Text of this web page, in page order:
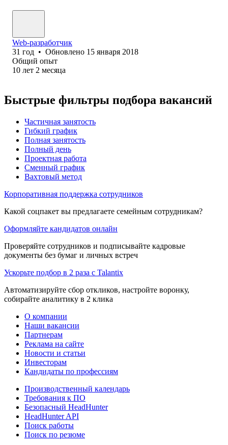
Web-разработчик
31 год • Обновлено 15 января 2018
Общий опыт
10 лет 2 месяца
Быстрые фильтры подбора вакансий
Частичная занятость
Гибкий график
Полная занятость
Полный день
Проектная работа
Сменный график
Вахтовый метод
Корпоративная поддержка сотрудников
Какой соцпакет вы предлагаете семейным сотрудникам?
Оформляйте кандидатов онлайн
Проверяйте сотрудников и подписывайте кадровые
документы без бумаг и личных встреч
Ускорьте подбор в 2 раза с Talantix
Автоматизируйте сбор откликов, настройте воронку,
собирайте аналитику в 2 клика
О компании
Наши вакансии
Партнерам
Реклама на сайте
Новости и статьи
Инвесторам
Кандидаты по профессиям
Производственный календарь
Требования к ПО
Безопасный HeadHunter
HeadHunter API
Поиск работы
Поиск по резюме